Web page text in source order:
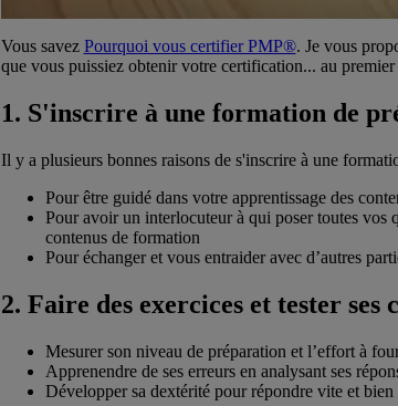
Vous savez Pourquoi vous certifier PMP®. Je vous
que vous puissiez obtenir votre certification... au premier
1. S'inscrire à une formation de
Il y a plusieurs bonnes raisons de s'inscrire à une
Pour être guidé dans votre apprentissage des
Pour avoir un interlocuteur à qui poser toutes vos
contenus de formation
Pour échanger et vous entraider avec d’autres
2. Faire des exercices et tester ses
Mesurer son niveau de préparation et l’effort à
Apprenendre de ses erreurs en analysant ses
Développer sa dextérité pour répondre vite et bien